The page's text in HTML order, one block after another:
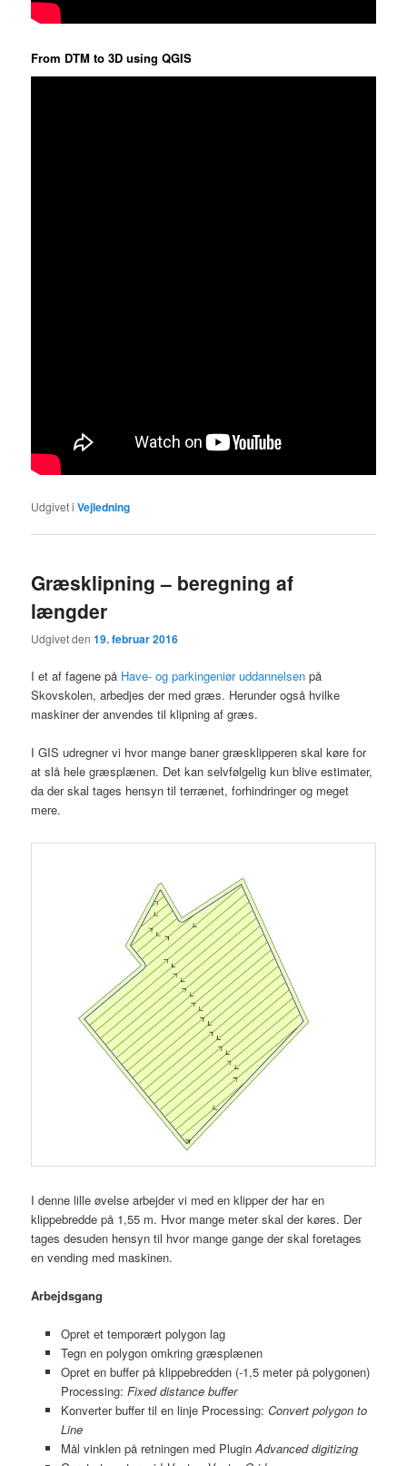
From DTM to 3D using QGIS
Udgivet i Vejledning
Græsklipning – beregning af
længder
Udgivet den19. februar 2016
I et af fagene på Have- og parkingeniør uddannelsen på
Skovskolen, arbedjes der med græs. Herunder også hvilke
maskiner der anvendes til klipning af græs.
I GIS udregner vi hvor mange baner græsklipperen skal køre for
at slå hele græsplænen. Det kan selvfølgelig kun blive estimater,
da der skal tages hensyn til terrænet, forhindringer og meget
mere.
I denne lille øvelse arbejder vi med en klipper der har en
klippebredde på 1,55 m. Hvor mange meter skal der køres. Der
tages desuden hensyn til hvor mange gange der skal foretages
en vending med maskinen.
Arbejdsgang
Opret et temporært polygon lag
Tegn en polygon omkring græsplænen
Opret en buffer på klippebredden (-1,5 meter på polygonen)
Processing: Fixed distance buffer
Konverter buffer til en linje Processing: Convert polygon to
Line
Mål vinklen på retningen med PluginAdvanced digitizing